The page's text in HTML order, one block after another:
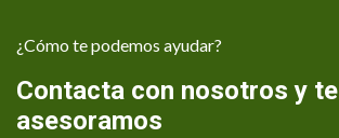
¿Cómo te podemos ayudar?
Contacta con nosotros y te
asesoramos